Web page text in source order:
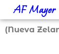
AF Mayer
(Nueva